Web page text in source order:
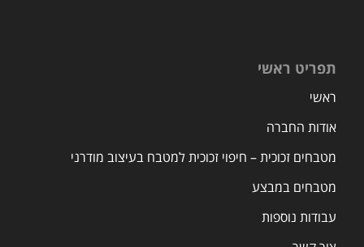
תפריט ראשי
ראשי
אודות החברה
מטבחים זכוכית – חיפוי זכוכית למטבח בעיצוב מודרני
מטבחים במבצע
עבודות נוספות